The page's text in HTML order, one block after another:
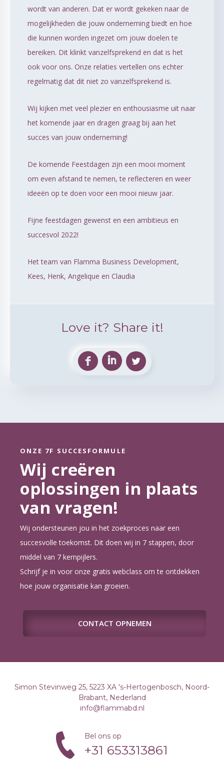
wordt van anderen. Dat er wordt gekeken naar de
mogelijkheden die jouw onderneming biedt en hoe
die kunnen worden ingezet om jouw doelen te
bereiken. Dit klinkt vanzelfsprekend en dat is het
ook voor ons. Onze relaties vertellen ons echter
regelmatig dat dit niet zo vanzelfsprekend is.
Wij kijken met veel plezier en enthousiasme uit naar
het komende jaar en dragen graag bij aan het
succes van jouw onderneming!
De komende Feestdagen zijn een mooi moment
om even afstand te nemen, te reflecteren en weer
ideeën op te doen voor een mooi nieuw jaar.
Fijne feestdagen gewenst en een ambitieus en
succesvol 2022!
Het team van Flamma Business Development,
Kees, Henk, Angelique en Claudia
Love it? Share it!
ONZE 7F SUCCESFORMULE
Wij creëren
oplossingen in plaats
van vragen!
Wij ondersteunen jou in het zoekproces naar een
succesvolle toekomst. Dit doen wij in 7 stappen, door
middel van 7 kernpijlers.
Schrijf je in voor onze gratis webclass om te ontdekken
hoe jouw organisatie kan groeien.
CONTACT OPNEMEN
Simon Stevinweg 25, 5223 XA 's-Hertogenbosch, Noord-
Brabant, Nederland
info@flammabd.nl
Bel ons op
+31 653313861